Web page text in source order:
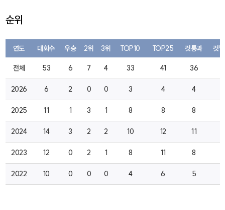
순위
연도 대회수 우승 2위 3위 TOP10 TOP25 컷통과 컷
전체 53 6 7 4 33 41 36
2026 6 2 0 0 3 4 4
2025 11 1 3 1 8 8 8
2024 14 3 2 2 10 12 11
2023 12 0 2 1 8 11 8
2022 10 0 0 0 4 6 5